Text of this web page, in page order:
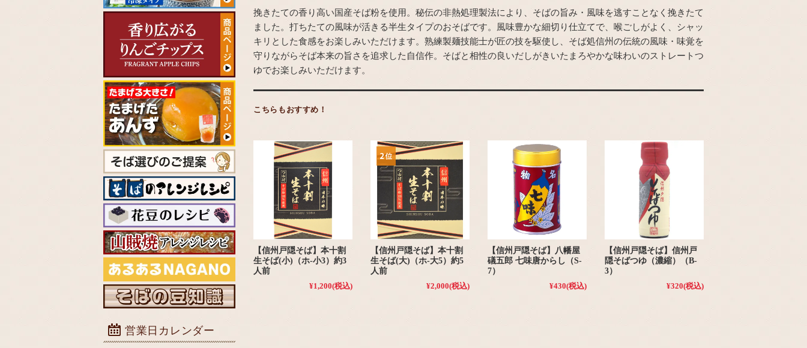
挽きたての香り高い国産そば粉を使用。秘伝の非熱処理製法により、そばの旨み・風味を逃すことなく挽きたて
ました。打ちたての風味が活きる半生タイプのおそばです。風味豊かな細切り仕立てで、喉ごしがよく、シャッ
キリとした食感をお楽しみいただけます。熟練製麺技能士が匠の技を駆使し、そば処信州の伝統の風味・味覚を
守りながらそば本来の旨さを追求した自信作。そばと相性の良いだしがきいたまろやかな味わいのストレートつ
ゆでお楽しみいただけます。
こちらもおすすめ！
【信州戸隠そば】本十割
生そば(小)（ホ-小3）約3
人前
¥1,200(税込)
【信州戸隠そば】本十割
生そば(大)（ホ-大5）約5
人前
¥2,000(税込)
【信州戸隠そば】八幡屋
礒五郎 七味唐からし（S-
7）
¥430(税込)
【信州戸隠そば】信州戸
隠そばつゆ（濃縮）（B-
3）
¥320(税込)